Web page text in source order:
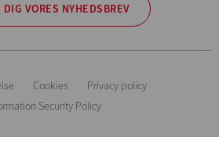
VORES NYHEDSBREV
Cookies
Privacy policy
Security Policy
os ret til at ændre ethvert materiale